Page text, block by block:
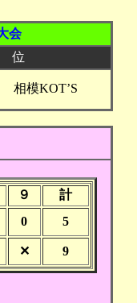
会
相模KOT’S
９
計
0 5
✕ 9